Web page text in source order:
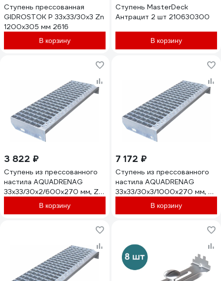
Ступень прессованная
GIDROSTOK P 33х33/30х3 Zn
1200х305 мм 2616
В корзину
Cтупень MasterDeck
Антрацит 2 шт 210630300
В корзину
3 822 ₽
Ступень из прессованного
настила AQUADRENAG
33x33/30x2/600x270 мм, Zn
P602730332В корзину
7 172 ₽
Ступень из прессованного
настила AQUADRENAG
33x33/30x3/1000x270 мм, Zn
P1002730333В корзину